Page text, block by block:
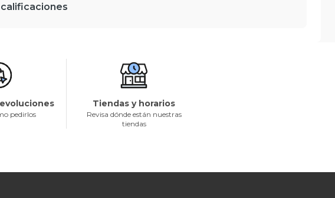
pedirlos
Tiendas y horarios
Revisa dónde están nuestras
tiendas